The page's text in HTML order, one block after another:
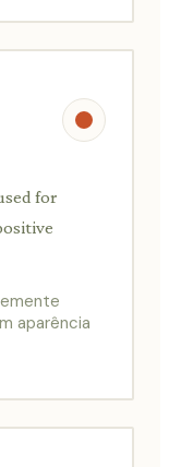
for
aparência